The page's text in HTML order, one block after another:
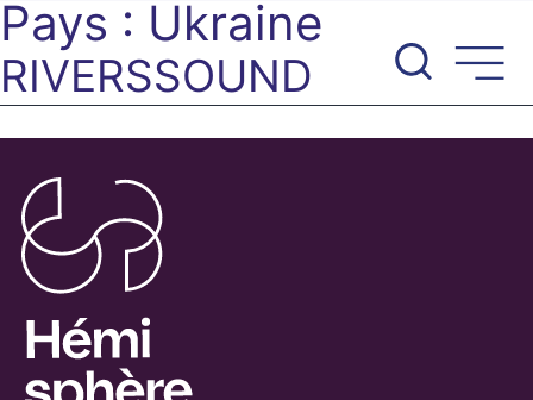
Aller
au
contenu
Pays : Ukraine
RIVERSSOUND